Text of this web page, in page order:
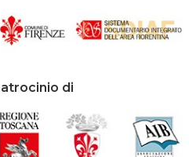
di